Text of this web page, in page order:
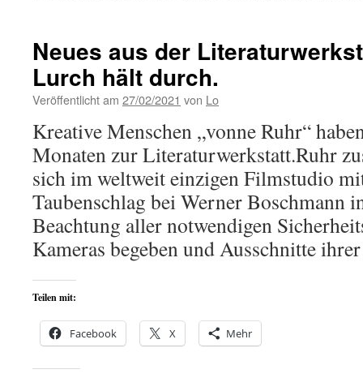
Neues aus der
Lurch hält durch.
Veröffentlicht am 27/02/2021 von Lo
Kreative Menschen „vonne Ruhr“
Monaten zur Literaturwerkstatt.Ruhr
sich im weltweit einzigen Filmstudio
Taubenschlag bei Werner Boschmann
Beachtung aller notwendigen
Kameras begeben und Ausschnitte
Teilen mit:
Facebook X Mehr